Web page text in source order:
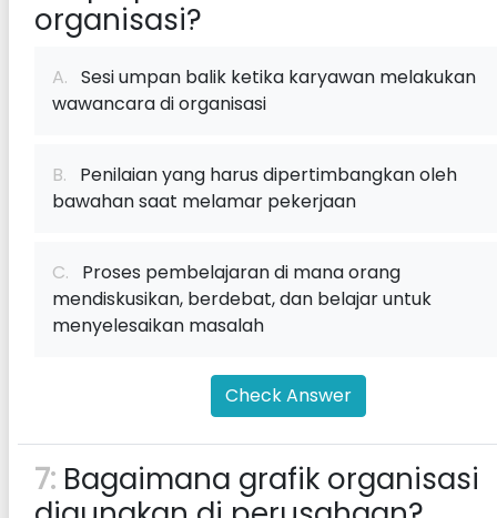
organisasi?
A. Sesi umpan balik ketika karyawan melakukan
wawancara di organisasi
B. Penilaian yang harus dipertimbangkan oleh
bawahan saat melamar pekerjaan
C. Proses pembelajaran di mana orang
mendiskusikan, berdebat, dan belajar untuk
menyelesaikan masalah
Check Answer
7: Bagaimana grafik organisasi